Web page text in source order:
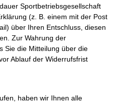
Sportbetriebsgesellschaft
(z. B. einem mit der Post
über Ihren Entschluss, diesen
Zur Wahrung der
Sie die Mitteilung über die
Ablauf der Widerrufsfrist
haben wir Ihnen alle